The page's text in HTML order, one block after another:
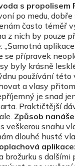
s propolisem
po medu,
často téměř
z nich by pouze
„Samotná
se přípravek
byly krásně
používání
a vlasy
je snad
Praktičtější
Způsob
veškerou snahu
dlouhé husté
aplikace:
brožurku s dalšími